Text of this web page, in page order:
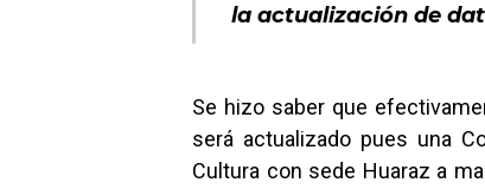
la actualización de
Se hizo saber que
será actualizado pues una
Cultura con sede Huaraz a